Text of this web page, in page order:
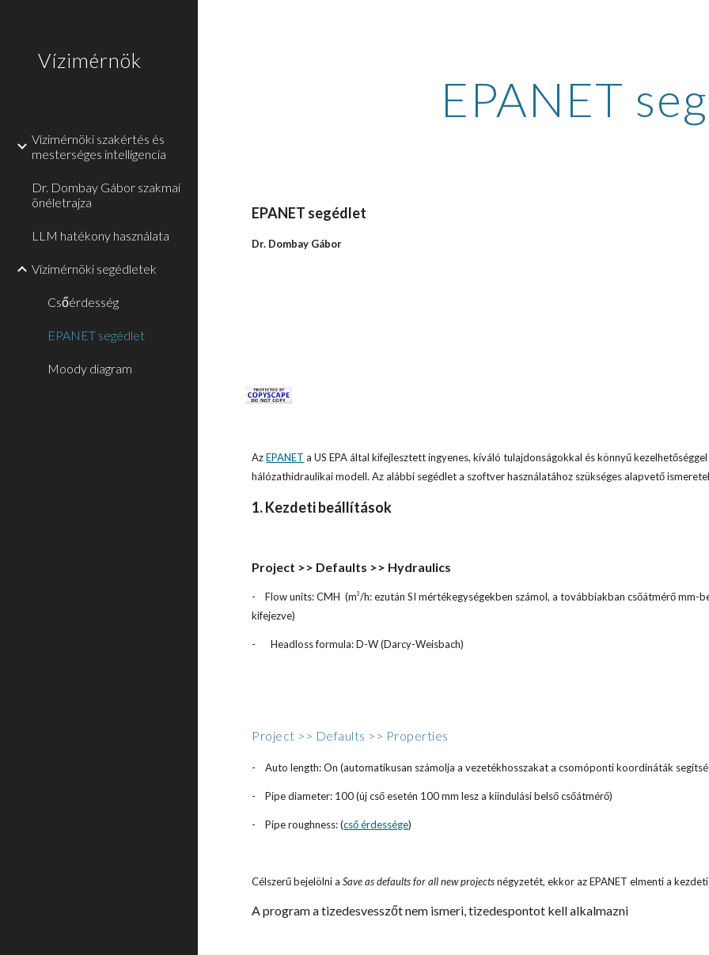
Vízimérnök
Vízimérnöki szakértés és
mesterséges intelligencia
Dr. Dombay Gábor szakmai
önéletrajza
LLM hatékony használata
Vízimérnöki segédletek
Csőérdesség
EPANET segédlet
Moody diagram
EPANET
EPANET segédlet
Dr. Dombay Gábor
Az EPANET a US EPA által kifejlesztett ingyenes, kíváló tulajdonságokkal és könnyű
hálózathidraulikai modell. Az alábbi segédlet a szoftver használatához szükséges alapvető
1. Kezdeti beállítások
Project >> Defaults >> Hydraulics
- Flow units: CMH (m3/h: ezután SI mértékegységekben számol, a továbbiakban csőátmérő
kifejezve)
- Headloss formula: D-W (Darcy-Weisbach)
Project >> Defaults >> Properties
- Auto length: On (automatikusan számolja a vezetékhosszakat a csomóponti koordináták
- Pipe diameter: 100 (új cső esetén 100 mm lesz a kiindulási belső csőátmérő)
- Pipe roughness: (cső érdessége)
Célszerű bejelölni aSave as defaults for all new projectsnégyzetét, ekkor az EPANET elmenti a
A program a tizedesvesszőt nem ismeri, tizedespontot kell alkalmazni